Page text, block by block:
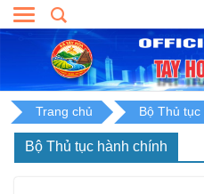
Skip
to
Trang chủ Bộ Thủ
Bộ Thủ tục hành chính